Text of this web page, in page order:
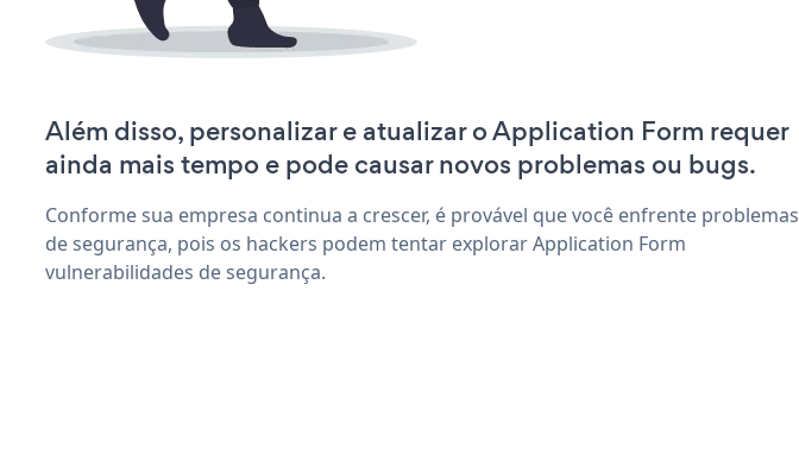
Além disso, personalizar e atualizar o Application Form requer
ainda mais tempo e pode causar novos problemas ou bugs.
Conforme sua empresa continua a crescer, é provável que você enfrente problemas
de segurança, pois os hackers podem tentar explorar Application Form
vulnerabilidades de segurança.